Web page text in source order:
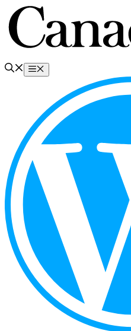
Перейти
содержимому
Меню